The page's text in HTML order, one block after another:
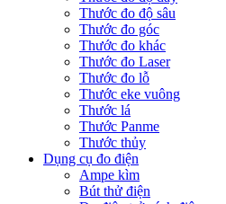
Thước đo độ sâu
Thước đo góc
Thước đo khác
Thước đo Laser
Thước đo lỗ
Thước eke vuông
Thước lá
Thước Panme
Thước thủy
Dụng cụ đo điện
Ampe kìm
Bút thử điện